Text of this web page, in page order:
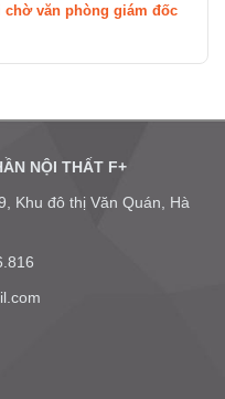
văn phòng giám đốc
NỘI THẤT F+
Khu đô thị Văn Quán, Hà